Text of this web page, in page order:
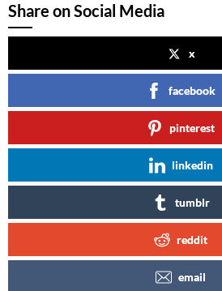
Share on Social Media
x
facebook
pinterest
linkedin
tumblr
reddit
email